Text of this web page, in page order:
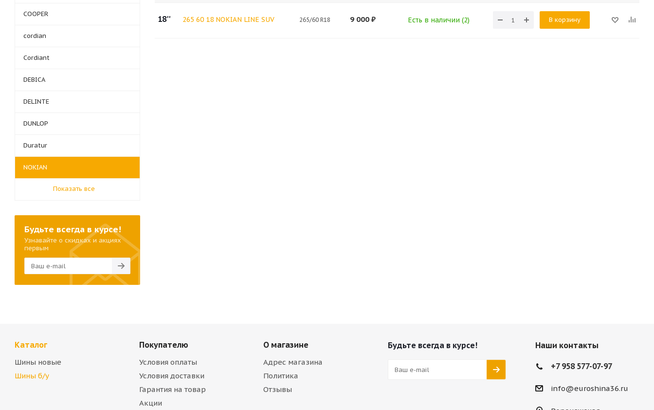
18'' 265 60 18 NOKIAN LINE SUV 265/60 R18 9 000 ₽ Есть в наличии (2) В корзину
COOPER
cordian
Cordiant
DEBICA
DELINTE
DUNLOP
Duratur
NOKIAN
Показать все
Будьте всегда в курсе!
Узнавайте о скидках и акциях
первым
Каталог
Шины новые
Шины б/у
Покупателю
Условия оплаты
Условия доставки
Гарантия на товар
Акции
О магазине
Адрес магазина
Политика
Отзывы
Будьте всегда в курсе! Наши контакты
+7 958 577-07-97
info@euroshina36.ru